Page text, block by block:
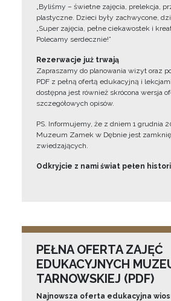
„Byliśmy – świetne zajęcia, prelekcja,
plastyczne. Dzieci były zachwycone,
„Super zajęcia, pełne ciekawostek i
Polecamy serdecznie!”
Rezerwacje już trwają
Zapraszamy do planowania wizyt oraz
PDF z pełną ofertą edukacyjną i
dostępna jest również skrócona wersja
szczegółowych opisów.
PS. Informujemy, że z dniem 1 grudnia
Muzeum Zamek w Dębnie jest
zwiedzających.
Odkryjcie z nami świat pełen
PEŁNA OFERTA ZAJĘĆ
EDUKACYJNYCH
TARNOWSKIEJ (PDF)
Najnowsza oferta edukacyjna